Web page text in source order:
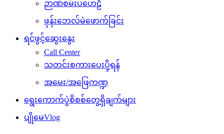
ဉာဏ်စမ်းပဟေဠိ
ဖုန်းဘေလ်မဲဖောက်ခြင်း
ရင်ဖွင့်ဆွေးနွေး
Call Center
သတင်းစကားပေးပို့ရန်
အမေး/အဖြေကဏ္ဍ
ရွေးကောက်ပွဲစိစစ်တွေ့ရှိချက်များ
ပျိုမေVlog